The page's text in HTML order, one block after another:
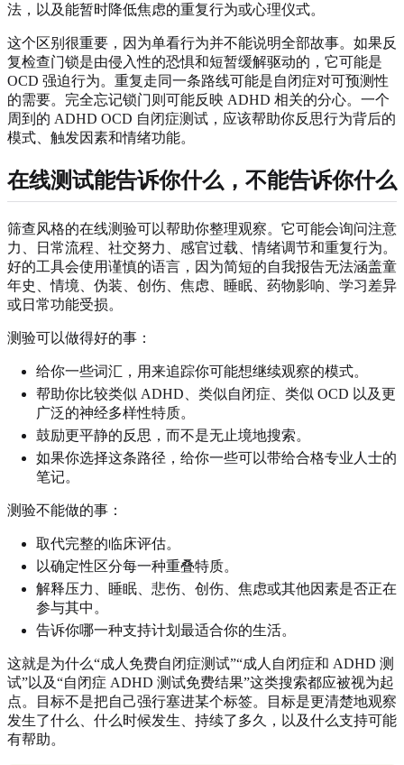
法，以及能暂时降低焦虑的重复行为或心理仪式。
这个区别很重要，因为单看行为并不能说明全部故事。如果反
复检查门锁是由侵入性的恐惧和短暂缓解驱动的，它可能是
OCD 强迫行为。重复走同一条路线可能是自闭症对可预测性
的需要。完全忘记锁门则可能反映 ADHD 相关的分心。一个
周到的 ADHD OCD 自闭症测试，应该帮助你反思行为背后的
模式、触发因素和情绪功能。
在线测试能告诉你什么，不能告诉你什么
筛查风格的在线测验可以帮助你整理观察。它可能会询问注意
力、日常流程、社交努力、感官过载、情绪调节和重复行为。
好的工具会使用谨慎的语言，因为简短的自我报告无法涵盖童
年史、情境、伪装、创伤、焦虑、睡眠、药物影响、学习差异
或日常功能受损。
测验可以做得好的事：
给你一些词汇，用来追踪你可能想继续观察的模式。
帮助你比较类似 ADHD、类似自闭症、类似 OCD 以及更
广泛的神经多样性特质。
鼓励更平静的反思，而不是无止境地搜索。
如果你选择这条路径，给你一些可以带给合格专业人士的
笔记。
测验不能做的事：
取代完整的临床评估。
以确定性区分每一种重叠特质。
解释压力、睡眠、悲伤、创伤、焦虑或其他因素是否正在
参与其中。
告诉你哪一种支持计划最适合你的生活。
这就是为什么“成人免费自闭症测试”“成人自闭症和 ADHD 测
试”以及“自闭症 ADHD 测试免费结果”这类搜索都应被视为起
点。目标不是把自己强行塞进某个标签。目标是更清楚地观察
发生了什么、什么时候发生、持续了多久，以及什么支持可能
有帮助。